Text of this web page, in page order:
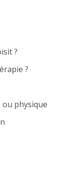
?
?
ou physique